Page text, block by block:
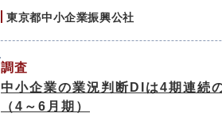
東京都中小企業振興公社
調査
中小企業の業況判断DIは4期連続
（4～6月期）